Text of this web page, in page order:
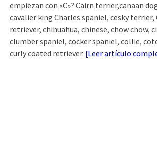
empiezan con «C»? Cairn terrier,canaan
cavalier king Charles spaniel, cesky terrier,
retriever, chihuahua, chinese, chow chow,
clumber spaniel, cocker spaniel, collie,
curly coated retriever. [Leer artículo